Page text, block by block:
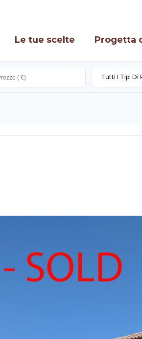
Le tue scelte Progetta
Tutti I Tipi Di